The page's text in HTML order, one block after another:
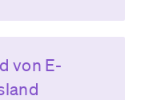
von E-